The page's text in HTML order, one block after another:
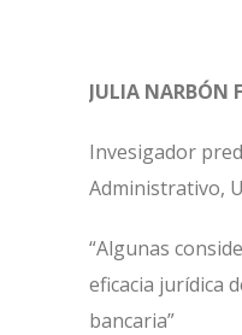
JULIA NARBÓN
Invesigador
Administrativo,
“Algunas
eficacia jurídica
bancaria”